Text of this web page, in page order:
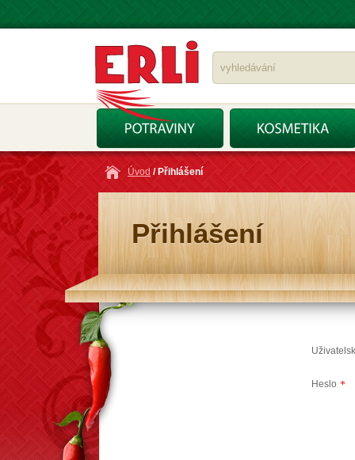
Úvod / Přihlášení
Přihlášení
Heslo